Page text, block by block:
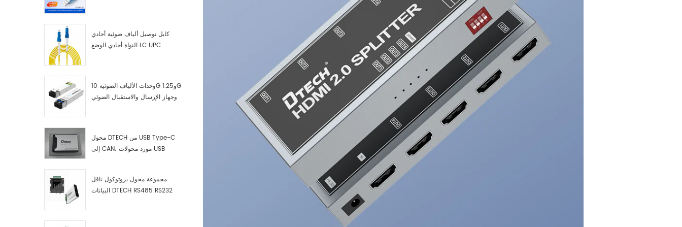
كابل توصيل ألياف ضوئية أحادي
النواة أحادي الوضع LC UPC
وحدات الألياف الضوئية 10G و1.25G
وجهاز الإرسال والاستقبال الضوئي
محول DTECH من USB Type-C
إلى CAN، مورد محولات USB
مجموعة محول بروتوكول ناقل
البيانات DTECH RS485 RS232